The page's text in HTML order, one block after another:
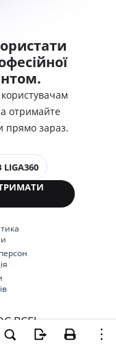
користувачам
отримайте
прямо зараз.
ВСЕ!